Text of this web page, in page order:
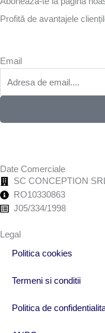
Profită de avantajele
Email
Date Comerciale
SC CONCEPTION SRL
RO10330863
J05/334/1998
Legal
Politica cookies
Termeni si conditii
Politica de